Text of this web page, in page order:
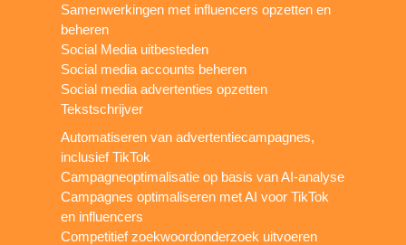
Samenwerkingen met influencers opzetten en
beheren
Social Media uitbesteden
Social media accounts beheren
Social media advertenties opzetten
Tekstschrijver
Automatiseren van advertentiecampagnes,
inclusief TikTok
Campagneoptimalisatie op basis van AI-analyse
Campagnes optimaliseren met AI voor TikTok
en influencers
Competitief zoekwoordonderzoek uitvoeren